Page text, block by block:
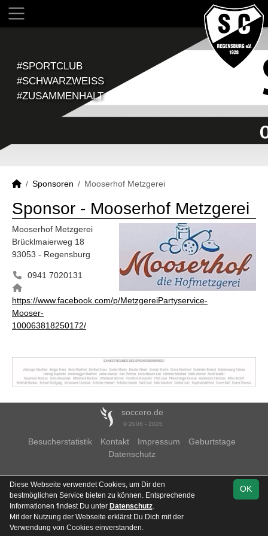
#SPORTCLUB
#SCHWARZWEISS
#ZUSAMMENHALT
Sponsoren Mooserhof Metzgerei
Sponsor - Mooserhof Metzgerei
Mooserhof Metzgerei
Brücklmaierweg 18
93053 - Regensburg
0941 7020131
https://www.facebook.com/p/MetzgereiPartyservice-
Mooser-
100063818250172/
soccero.de
© 2006 - 2026
Besucherstatistik Kontakt Impressum
Geburtstage
Datenschutz
OK
Diese Webseite verwendet Cookies, um Dir den
bestmöglichen Service bieten zu können. Entsprechende
Informationen findest Du unter Datenschutz.
Mit der Nutzung der Webseite erklärst Du Dich mit der
Verwendung von Cookies einverstanden.